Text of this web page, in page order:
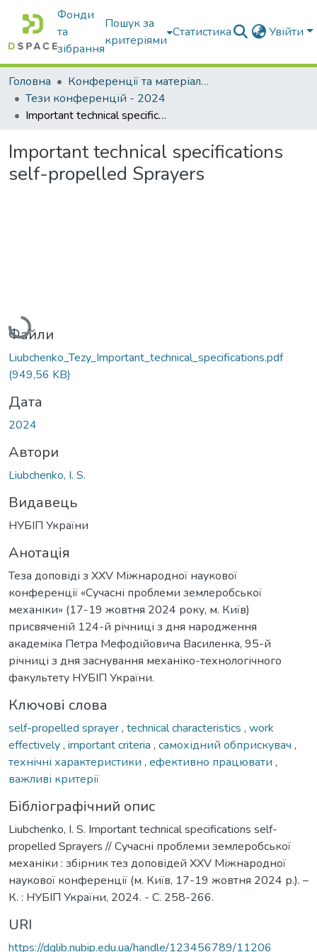
Фонди
та
зібрання
Пошук за
критеріями
Статистика Увійти
Головна
Конференції та матеріали конференцій
Тези конференцій - 2024
Important technical specifications self-propelled Sprayers
Important technical specifications
self-propelled Sprayers
Вантажиться...
Файли
Liubchenko_Tezy_Important_technical_specifications.pdf
(949,56 KB)
Дата
2024
Автори
Liubchenko, I. S.
Видавець
НУБІП України
Анотація
Теза доповіді з XXV Міжнародної наукової
конференції «Сучасні проблеми землеробської
механіки» (17-19 жовтня 2024 року, м. Київ)
присвяченій 124-й річниці з дня народження
академіка Петра Мефодійовича Василенка, 95-й
річниці з дня заснування механіко-технологічного
факультету НУБІП України.
Ключові слова
self-propelled sprayer, technical characteristics , work
effectively, important criteria , самохідний обприскувач ,
технічні характеристики , ефективно працювати ,
важливі критерії
Бібліографічний опис
Liubchenko, I. S. Important technical specifications self-
propelled Sprayers // Сучасні проблеми землеробської
механіки : збірник тез доповідей XXV Міжнародної
наукової конференції (м. Київ, 17-19 жовтня 2024 р.). –
К. : НУБІП України, 2024. - С. 258-266.
URI
https://dglib.nubip.edu.ua/handle/123456789/11206